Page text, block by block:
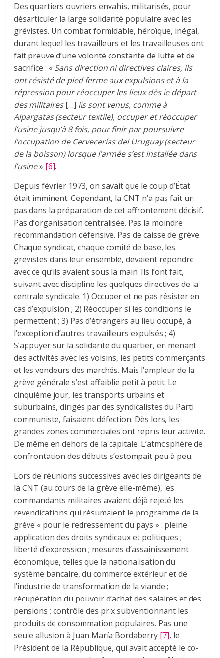
Des quartiers ouvriers envahis, militarisés, pour
désarticuler la large solidarité populaire avec les
grévistes. Un combat formidable, héroïque, inégal,
durant lequel les travailleurs et les travailleuses ont
fait preuve d’une volonté constante de lutte et de
sacrifice : « Sans direction ni directives claires, ils
ont résisté de pied ferme aux expulsions et à la
répression pour réoccuper les lieux dès le départ
des militaires[…] ils sont venus, comme à
Alpargatas (secteur textile), occuper et réoccuper
l’usine jusqu’à 8 fois, pour finir par poursuivre
l’occupation de Cervecerías del Uruguay (secteur
de la boisson) lorsque l’armée s’est installée dans
l’usine» [6].
Depuis février 1973, on savait que le coup d’État
était imminent. Cependant, la CNT n’a pas fait un
pas dans la préparation de cet affrontement décisif.
Pas d’organisation centralisée. Pas la moindre
recommandation défensive. Pas de caisse de grève.
Chaque syndicat, chaque comité de base, les
grévistes dans leur ensemble, devaient répondre
avec ce qu’ils avaient sous la main. Ils l’ont fait,
suivant avec discipline les quelques directives de la
centrale syndicale. 1) Occuper et ne pas résister en
cas d’expulsion ; 2) Réoccuper si les conditions le
permettent ; 3) Pas d’étrangers au lieu occupé, à
l’exception d’autres travailleurs expulsés ; 4)
S’appuyer sur la solidarité du quartier, en menant
des activités avec les voisins, les petits commerçants
et les vendeurs des marchés. Mais l’ampleur de la
grève générale s’est affaiblie petit à petit. Le
cinquième jour, les transports urbains et
suburbains, dirigés par des syndicalistes du Parti
communiste, faisaient défection. Dès lors, les
grandes zones commerciales ont repris leur activité.
De même en dehors de la capitale. L’atmosphère de
confrontation des débuts s’estompait peu à peu.
Lors de réunions successives avec les dirigeants de
la CNT (au cours de la grève elle-même), les
commandants militaires avaient déjà rejeté les
revendications qui résumaient le programme de la
grève « pour le redressement du pays » : pleine
application des droits syndicaux et politiques ;
liberté d’expression ; mesures d’assainissement
économique, telles que la nationalisation du
système bancaire, du commerce extérieur et de
l’industrie de transformation de la viande ;
récupération du pouvoir d’achat des salaires et des
pensions ; contrôle des prix subventionnant les
produits de consommation populaires. Pas une
seule allusion à Juan María Bordaberry [7], le
Président de la République, qui avait accepté le co-